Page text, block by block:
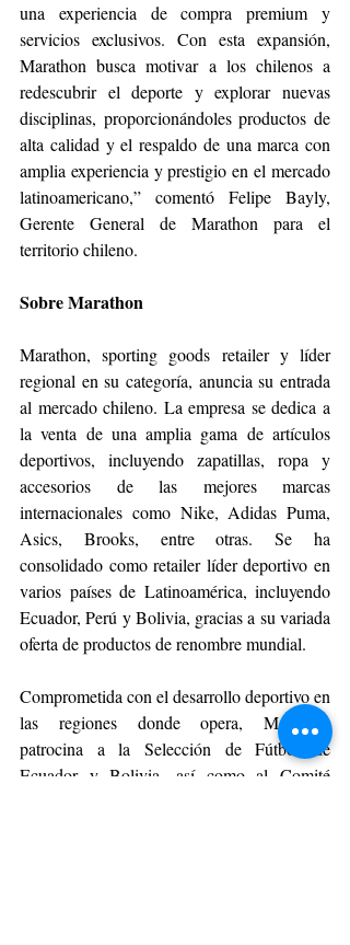
una experiencia de compra premium y
servicios exclusivos. Con esta expansión,
Marathon busca motivar a los chilenos a
redescubrir el deporte y explorar nuevas
disciplinas, proporcionándoles productos de
alta calidad y el respaldo de una marca con
amplia experiencia y prestigio en el mercado
latinoamericano,” comentó Felipe Bayly,
Gerente General de Marathon para el
territorio chileno.
Sobre Marathon
Marathon, sporting goods retailer y líder
regional en su categoría, anuncia su entrada
al mercado chileno. La empresa se dedica a
la venta de una amplia gama de artículos
deportivos, incluyendo zapatillas, ropa y
accesorios de las mejores marcas
internacionales como Nike, Adidas Puma,
Asics, Brooks, entre otras. Se ha
consolidado como retailer líder deportivo en
varios países de Latinoamérica, incluyendo
Ecuador, Perú y Bolivia, gracias a su variada
oferta de productos de renombre mundial.
Comprometida con el desarrollo deportivo en
las regiones donde opera, Marathon
patrocina a la Selección de Fútbol de
Ecuador y Bolivia, así como al Comité